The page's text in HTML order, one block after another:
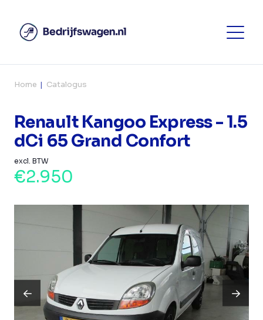
Home Catalogus
Renault Kangoo Express - 1.5
dCi 65 Grand Confort
excl. BTW
€2.950